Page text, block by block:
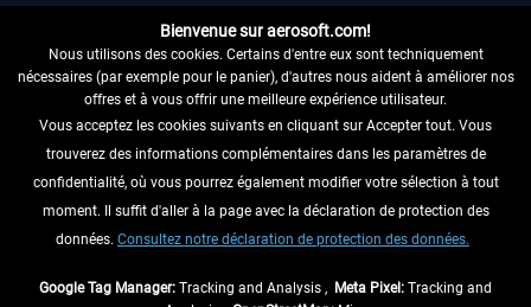
RENONCER AU CONTRAT ICI
INFORMATIONS
NE MANQUEZ PAS LES DERNIÈRES
Bienvenue sur aerosoft.com!
Nous utilisons des cookies. Certains d'entre eux sont techniquement
nécessaires (par exemple pour le panier), d'autres nous aident à améliorer nos
offres et à vous offrir une meilleure expérience utilisateur.
Vous acceptez les cookies suivants en cliquant sur Accepter tout. Vous
trouverez des informations complémentaires dans les paramètres de
confidentialité, où vous pourrez également modifier votre sélection à tout
moment. Il suffit d'aller à la page avec la déclaration de protection des
données. Consultez notre déclaration de protection des données.
Google Tag Manager: Tracking and Analysis , Meta Pixel: Tracking and